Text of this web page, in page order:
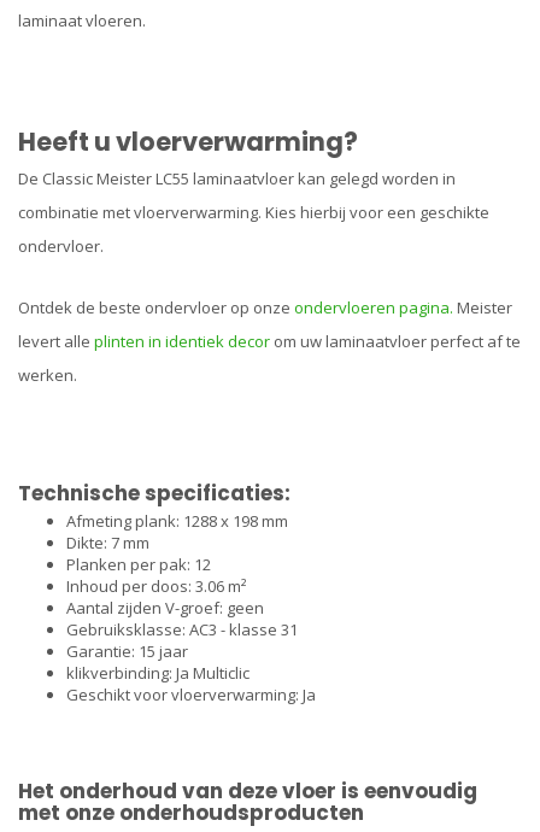
laminaat vloeren.
Heeft u vloerverwarming?
De Classic Meister LC55 laminaatvloer kan gelegd worden in
combinatie met vloerverwarming. Kies hierbij voor een geschikte
ondervloer.
Ontdek de beste ondervloer op onze ondervloeren pagina. Meister
levert alle plinten in identiek decor om uw laminaatvloer perfect af te
werken.
Technische specificaties:
Afmeting plank: 1288 x 198 mm
Dikte: 7 mm
Planken per pak: 12
Inhoud per doos: 3.06 m²
Aantal zijden V-groef: geen
Gebruiksklasse: AC3 - klasse 31
Garantie: 15 jaar
klikverbinding: Ja Multiclic
Geschikt voor vloerverwarming: Ja
Het onderhoud van deze vloer is eenvoudig
met onze onderhoudsproducten